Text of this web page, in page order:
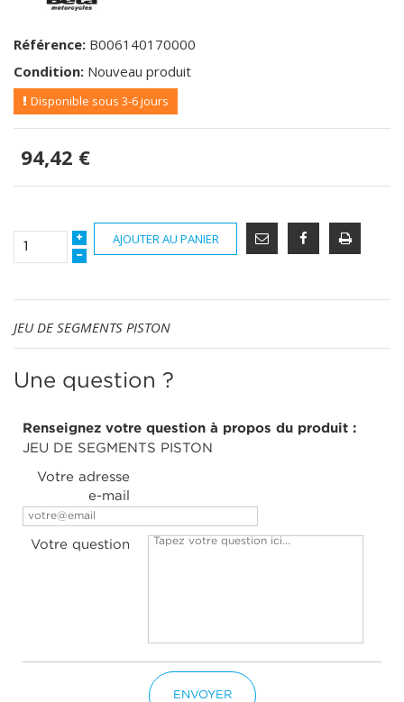
Référence: B006140170000
Condition: Nouveau produit
Disponible sous 3-6 jours
94,42 €
AJOUTER AU PANIER
JEU DE SEGMENTS PISTON
Une question ?
Renseignez votre question à propos du produit :
JEU DE SEGMENTS PISTON
Votre adresse
e-mail
Votre question
ENVOYER